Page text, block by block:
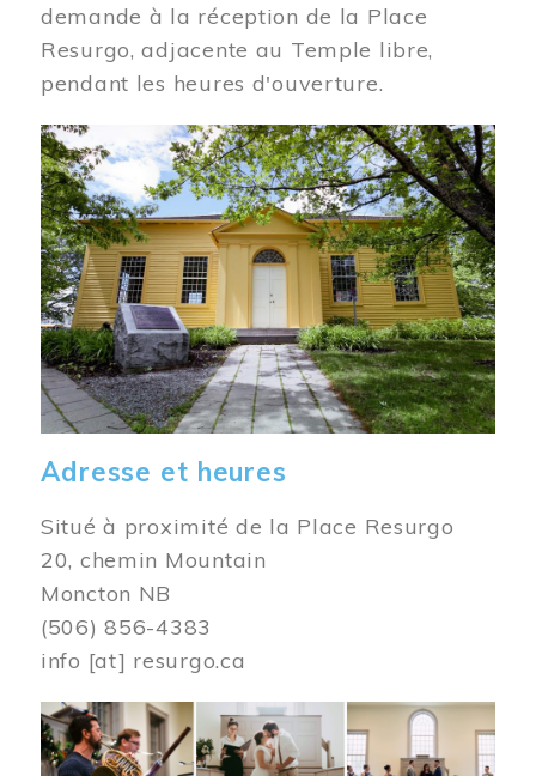
demande à la réception de la Place
Resurgo, adjacente au Temple libre,
pendant les heures d'ouverture.
Image
Adresse et heures
Situé à proximité de la Place Resurgo
20, chemin Mountain
Moncton NB
(506) 856-4383
info [at] resurgo.ca
Image